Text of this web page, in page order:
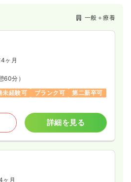
一般＋療養
ヶ月
60分）
未経験可 ブランク可
第二新卒可
詳細を見る
ヶ月